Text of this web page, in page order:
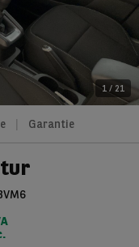
1 / 21
Garantie